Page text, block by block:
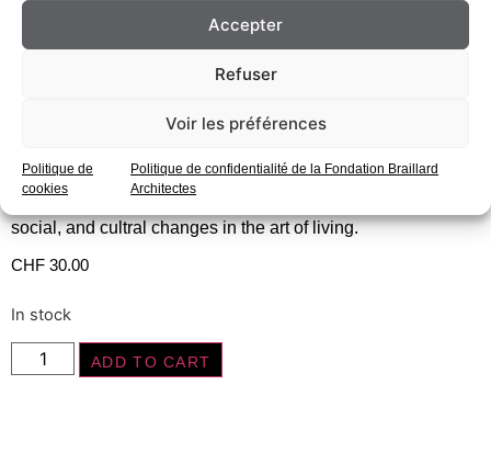
Accepter
Refuser
Voir les préférences
Politique de
cookies
Politique de confidentialité de la Fondation Braillard
Architectes
Federico Neder unveils the conflicted spatiality of Fullers’s
houses. Neder tracks the transforming Dymaxion Houses as
commingle with those of vehicles, clothing, and furniture.
dwellings, tracing the ongoing influence of zhe Dymaxion
of the dwelling environment trascend the boudaries of his
social, and cultral changes in the art of living.
CHF 30.00
In stock
ADD TO CART